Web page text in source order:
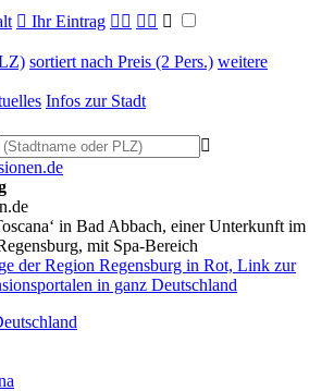
 Ihr Eintrag   
sortiert nach Preis (2 Pers.) weitere
Infos zur Stadt

in Bad Abbach, einer Unterkunft im
mit Spa-Bereich